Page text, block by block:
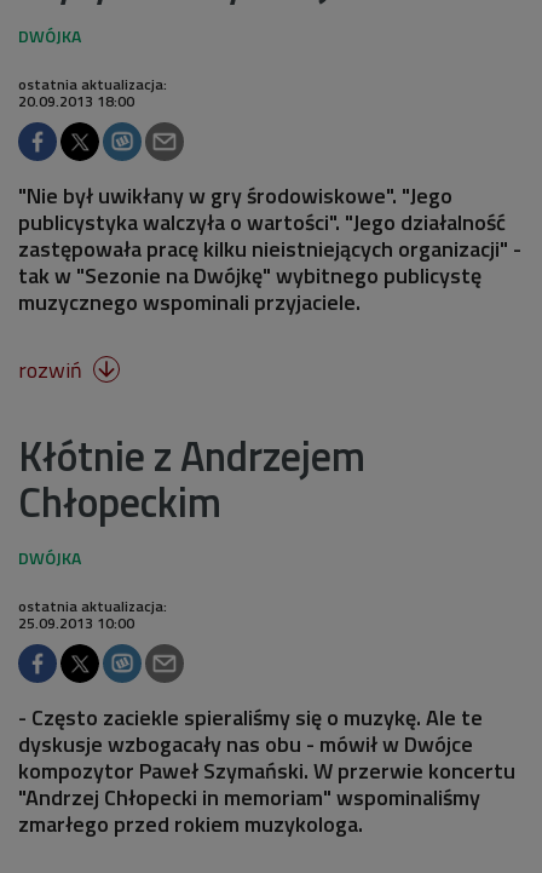
ostatnia aktualizacja:
20.09.2013 18:00
"Nie był uwikłany w gry środowiskowe". "Jego
publicystyka walczyła o wartości". "Jego działalność
zastępowała pracę kilku nieistniejących organizacji" -
tak w "Sezonie na Dwójkę" wybitnego publicystę
muzycznego wspominali przyjaciele.
rozwiń 
Kłótnie z Andrzejem
Chłopeckim
ostatnia aktualizacja:
25.09.2013 10:00
- Często zaciekle spieraliśmy się o muzykę. Ale te
dyskusje wzbogacały nas obu - mówił w Dwójce
kompozytor Paweł Szymański. W przerwie koncertu
"Andrzej Chłopecki in memoriam" wspominaliśmy
zmarłego przed rokiem muzykologa.